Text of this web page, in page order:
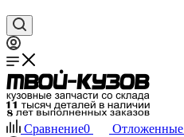
Сравнение0 Отложенные